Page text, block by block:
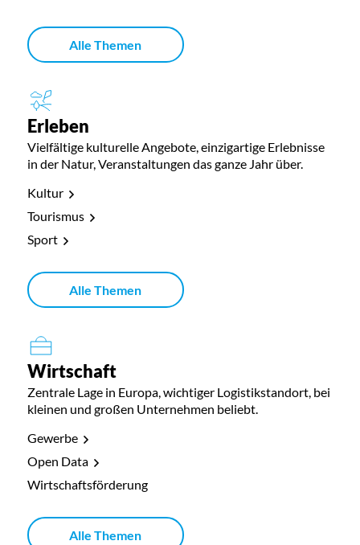
Alle Themen
Erleben
Vielfältige kulturelle Angebote, einzigartige Erlebnisse
in der Natur, Veranstaltungen das ganze Jahr über.
Kultur
Tourismus
Sport
Alle Themen
Wirtschaft
Zentrale Lage in Europa, wichtiger Logistikstandort, bei
kleinen und großen Unternehmen beliebt.
Gewerbe
Open Data
Wirtschaftsförderung
Alle Themen